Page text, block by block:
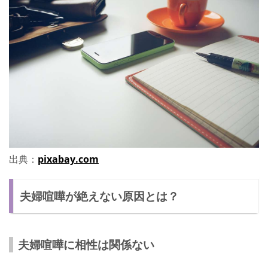
出典： pixabay.com
夫婦喧嘩が絶えない原因とは？
夫婦喧嘩に相性は関係ない